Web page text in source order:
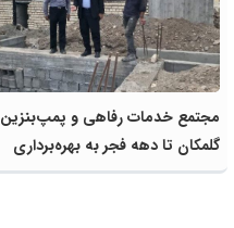
مجتمع خدمات رفاهی و پمپ‌بنزین
گلمکان تا دهه فجر به بهره‌برداری
می‌رسد